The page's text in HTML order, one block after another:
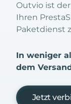
Outvio ist
Ihren
Paketdienst
In weniger
dem
Jetzt